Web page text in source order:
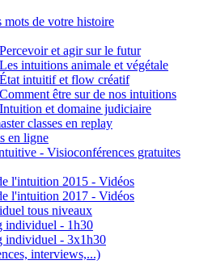
mots de votre histoire
et agir sur le futur
intuitions animale et végétale
intuitif et flow créatif
être sur de nos intuitions
et domaine judiciaire
classes en replay
en ligne
- Visioconférences gratuites
l'intuition 2015 - Vidéos
l'intuition 2017 - Vidéos
tous niveaux
individuel - 1h30
individuel - 3x1h30
interviews,...)